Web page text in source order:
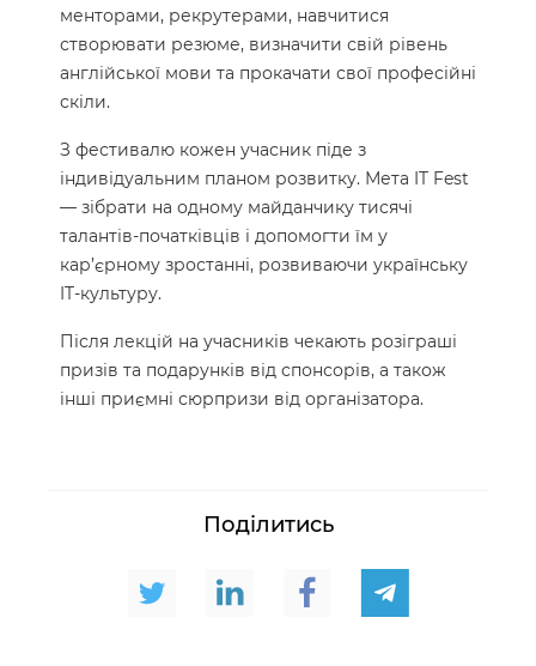
менторами, рекрутерами, навчитися
створювати резюме, визначити свій рівень
англійської мови та прокачати свої професійні
скіли.
З фестивалю кожен учасник піде з
індивідуальним планом розвитку. Мета IT Fest
— зібрати на одному майданчику тисячі
талантів-початківців і допомогти їм у
кар’єрному зростанні, розвиваючи українську
IT-культуру.
Після лекцій на учасників чекають розіграші
призів та подарунків від спонсорів, а також
інші приємні сюрпризи від організатора.
Поділитись